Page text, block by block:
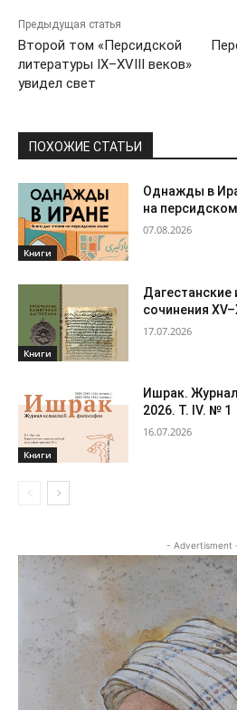
Предыдущая статья
Второй том «Персидской
литературы IX–XVIII веков»
увидел свет
ПОХОЖИЕ СТАТЬИ
Книги
Однажды в
на
07.08.2026
Книги
Дагестанские
сочинения
17.07.2026
Книги
Ишрак.
2026. Т. IV. № 1
16.07.2026
- Advertisment